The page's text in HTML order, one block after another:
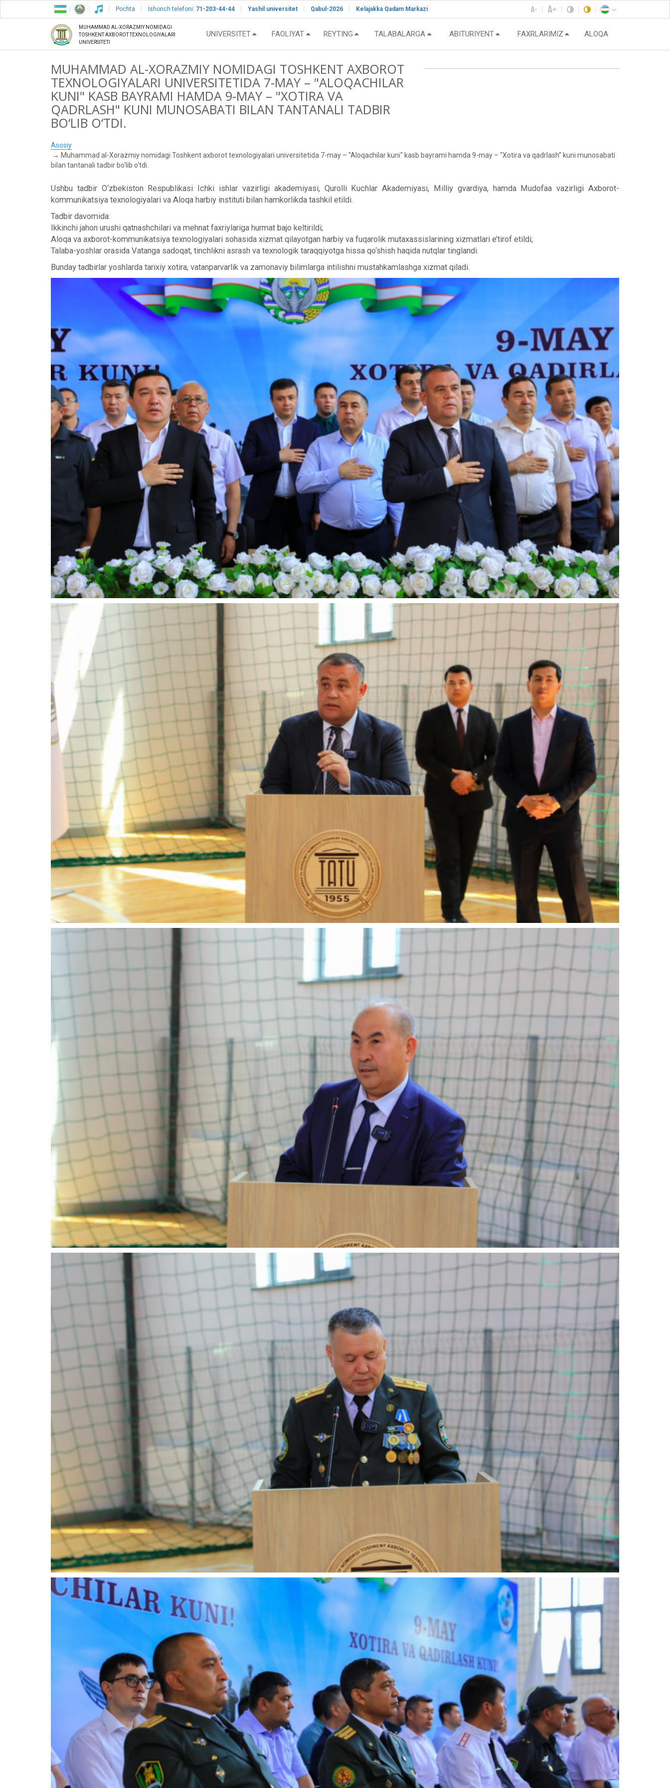
Pochta Ishonch telefoni: 71-203-44-44 Yashil universitet Qabul-2026 Kelajakka Qadam Markazi
MUHAMMAD AL-XORAZMIY NOMIDAGI
TOSHKENT AXBOROT TEXNOLOGIYALARI
UNIVERSITETI
UNIVERSITET FAOLIYAT REYTING TALABALARGA ABITURIYENT FAXRLARIMIZ ALOQA
MUHAMMAD AL-XORAZMIY NOMIDAGI TOSHKENT AXBOROT
TEXNOLOGIYALARI UNIVERSITETIDA 7-MAY – "ALOQACHILAR
KUNI" KASB BAYRAMI HAMDA 9-MAY – "XOTIRA VA
QADRLASH" KUNI MUNOSABATI BILAN TANTANALI TADBIR
BO‘LIB O‘TDI.
Asosiy
Muhammad al-Xorazmiy nomidagi Toshkent axborot texnologiyalari universitetida 7-may – "Aloqachilar kuni" kasb bayrami hamda 9-may – "Xotira va qadrlash" kuni munosabati
bilan tantanali tadbir bo‘lib o‘tdi.
Ushbu tadbir O‘zbekiston Respublikasi Ichki ishlar vazirligi akademiyasi, Qurolli Kuchlar Akademiyasi, Milliy gvardiya, hamda Mudofaa vazirligi Axborot-
kommunikatsiya texnologiyalari va Aloqa harbiy instituti bilan hamkorlikda tashkil etildi.
Tadbir davomida:
Ikkinchi jahon urushi qatnashchilari va mehnat faxriylariga hurmat bajo keltirildi;
Aloqa va axborot-kommunikatsiya texnologiyalari sohasida xizmat qilayotgan harbiy va fuqarolik mutaxassislarining xizmatlari e’tirof etildi;
Talaba-yoshlar orasida Vatanga sadoqat, tinchlikni asrash va texnologik taraqqiyotga hissa qo‘shish haqida nutqlar tinglandi.
Bunday tadbirlar yoshlarda tarixiy xotira, vatanparvarlik va zamonaviy bilimlarga intilishni mustahkamlashga xizmat qiladi.